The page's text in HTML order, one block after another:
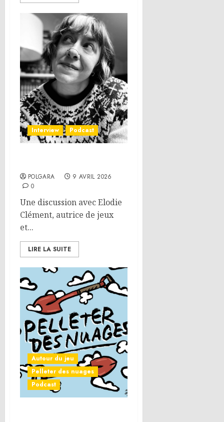
Interview Podcast
POLGARA
9 AVRIL 2026
0
Une discussion avec Elodie
Clément, autrice de jeux
et...
LIRE LA SUITE
Autour du jeu
Pelleter des nuages
Podcast